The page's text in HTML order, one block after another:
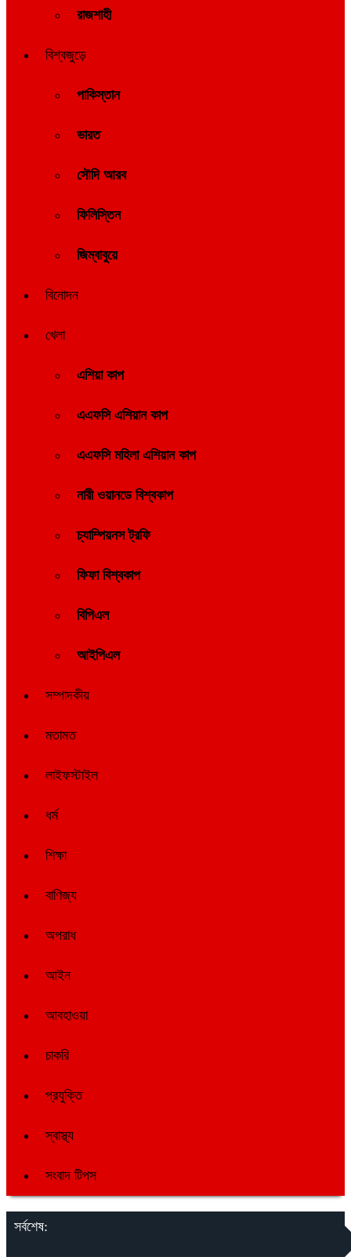
রাজশাহী
বিশ্বজুড়ে
পাকিস্তান
ভারত
সৌদি আরব
ফিলিস্তিন
জিম্বাবুয়ে
বিনোদন
খেলা
এশিয়া কাপ
এএফসি এশিয়ান কাপ
এএফসি মহিলা এশিয়ান কাপ
নারী ওয়ানডে বিশ্বকাপ
চ্যাম্পিয়নস ট্রফি
ফিফা বিশ্বকাপ
বিপিএল
আইপিএল
সম্পাদকীয়
মতামত
লাইফস্টাইল
ধর্ম
শিক্ষা
বাণিজ্য
অপরাধ
আইন
আবহাওয়া
চাকরি
প্রযুক্তি
স্বাস্থ্য
সংবাদ টিপস
সর্বশেষ: